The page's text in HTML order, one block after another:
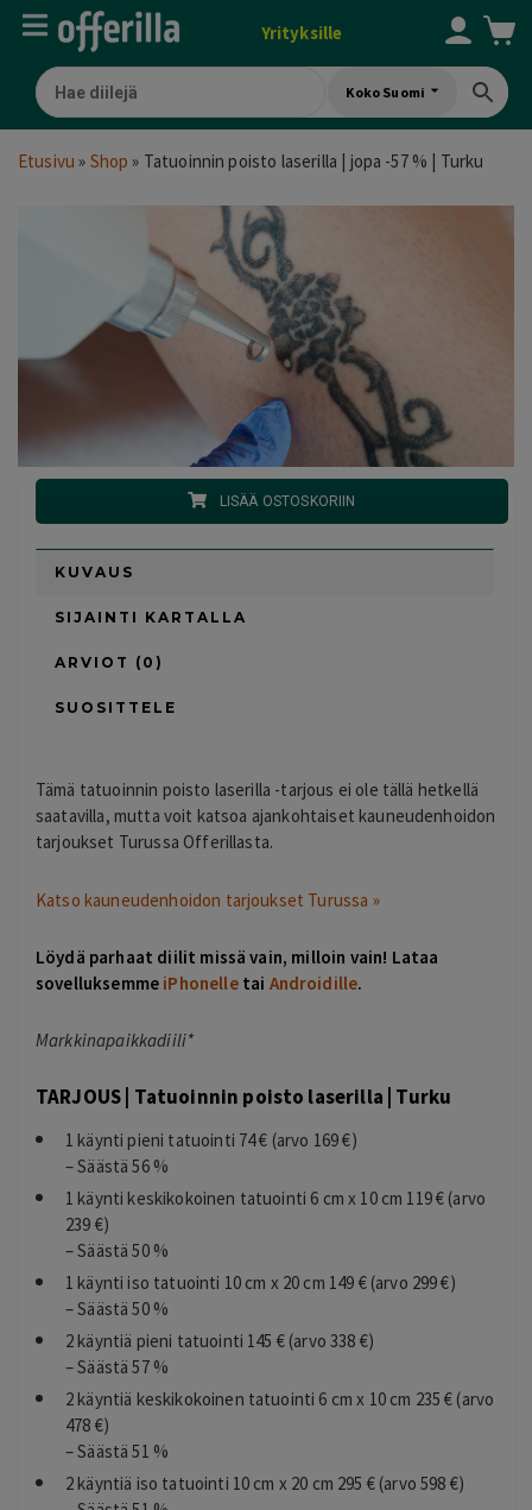
Yrityksille
Koko Suomi
Etusivu » Shop » Tatuoinnin poisto laserilla | jopa -57 % | Turku
LISÄÄ OSTOSKORIIN
KUVAUS
SIJAINTI KARTALLA
ARVIOT (0)
SUOSITTELE
Tämä tatuoinnin poisto laserilla -tarjous ei ole tällä hetkellä
saatavilla, mutta voit katsoa ajankohtaiset kauneudenhoidon
tarjoukset Turussa Offerillasta.
Katso kauneudenhoidon tarjoukset Turussa »
Löydä parhaat diilit missä vain, milloin vain! Lataa
sovelluksemme iPhonelletai Androidille.
Markkinapaikkadiili*
TARJOUS | Tatuoinnin poisto laserilla | Turku
1 käynti pieni tatuointi 74 € (arvo 169 €)
– Säästä 56 %
1 käynti keskikokoinen tatuointi 6 cm x 10 cm 119 € (arvo
239 €)
– Säästä 50 %
1 käynti iso tatuointi 10 cm x 20 cm 149 € (arvo 299 €)
– Säästä 50 %
2 käyntiä pieni tatuointi 145 € (arvo 338 €)
– Säästä 57 %
2 käyntiä keskikokoinen tatuointi 6 cm x 10 cm 235 € (arvo
478 €)
– Säästä 51 %
2 käyntiä iso tatuointi 10 cm x 20 cm 295 € (arvo 598 €)